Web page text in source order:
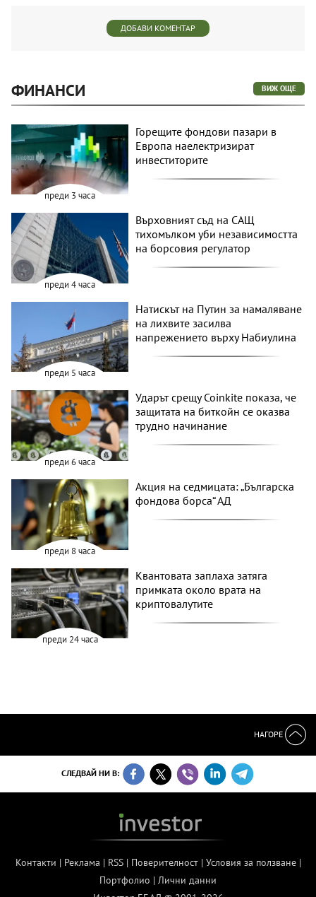
ДОБАВИ КОМЕНТАР
ФИНАНСИ ВИЖ ОЩЕ
преди 3 часа
Горещите фондови пазари в
Европа наелектризират
инвеститорите
преди 4 часа
Върховният съд на САЩ
тихомълком уби независимостта
на борсовия регулатор
преди 5 часа
Натискът на Путин за намаляване
на лихвите засилва
напрежението върху Набиулина
преди 6 часа
Ударът срещу Coinkite показа, че
защитата на биткойн се оказва
трудно начинание
преди 8 часа
Акция на седмицата: „Българска
фондова борса“ АД
преди 24 часа
Квантовата заплаха затяга
примката около врата на
криптовалутите
НАГОРЕ
СЛЕДВАЙ НИ В:
Контакти | Реклама | RSS| Поверителност| Условия за ползване|
Портфолио | Лични данни